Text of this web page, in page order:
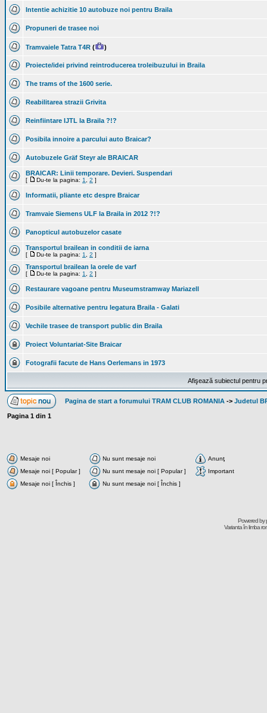
Intentie achizitie 10 autobuze noi pentru Braila
Propuneri de trasee noi
Tramvaiele Tatra T4R ( )
Proiecte/idei privind reintroducerea troleibuzului in Braila
The trams of the 1600 serie.
Reabilitarea strazii Grivita
Reinfiintare IJTL la Braila ?!?
Posibila innoire a parcului auto Braicar?
Autobuzele Gräf Steyr ale BRAICAR
BRAICAR: Linii temporare. Devieri. Suspendari
[ Du-te la pagina: 1 2 ]
Informatii, pliante etc despre Braicar
Tramvaie Siemens ULF la Braila in 2012 ?!?
Panopticul autobuzelor casate
Transportul brailean in conditii de iarna
[ Du-te la pagina: 1 2 ]
Transportul brailean la orele de varf
[ Du-te la pagina: 1 2 ]
Restaurare vagoane pentru Museumstramway Mariazell
Posibile alternative pentru legatura Braila - Galati
Vechile trasee de transport public din Braila
Proiect Voluntariat-Site Braicar
Fotografii facute de Hans Oerlemans in 1973
Afişează subiectul pentru
Pagina de start a forumului TRAM CLUB ROMANIA -> Judetul
Pagina 1 din 1
Mesaje noi Nu sunt mesaje noi
Anunţ
Mesaje noi [ Popular ]
Nu sunt mesaje noi [ Popular ]
Important
Mesaje noi [ Închis ]
Nu sunt mesaje noi [ Închis ]
Powered by
Varianta în limba